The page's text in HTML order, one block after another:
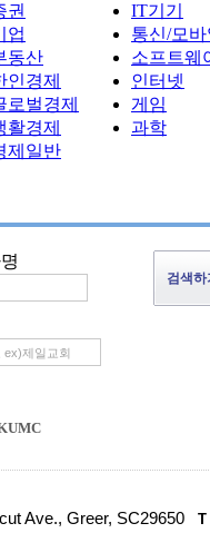
권
업
동산
인경제
로벌경제
활경제
제일반
IT기기
통신/모
소프트웨
인터넷
게임
과학
Ave., Greer, SC29650 T